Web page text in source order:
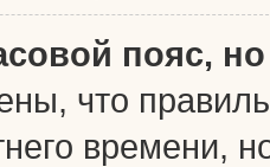
пояс,
что
времени,